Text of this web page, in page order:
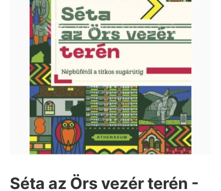
Séta az Örs vezér terén -